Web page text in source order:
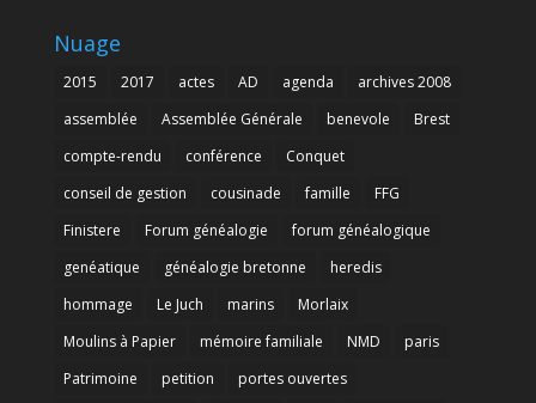
Nuage
2015 2017 actes AD agenda
archives 2008
assemblée
Assemblée Générale benevole
Brest
compte-rendu
conférence
Conquet
conseil de gestion
cousinade famille
FFG
Finistere
Forum généalogie
forum généalogique
genéatique
généalogie bretonne
heredis
hommage
Le Juch marins
Morlaix
Moulins à Papier
mémoire familiale NMD
paris
Patrimoine
petition
portes ouvertes